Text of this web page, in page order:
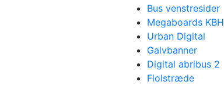
Bus venstresider
Megaboards KBH
Urban Digital
Galvbanner
Digital abribus 2
Fiolstræde